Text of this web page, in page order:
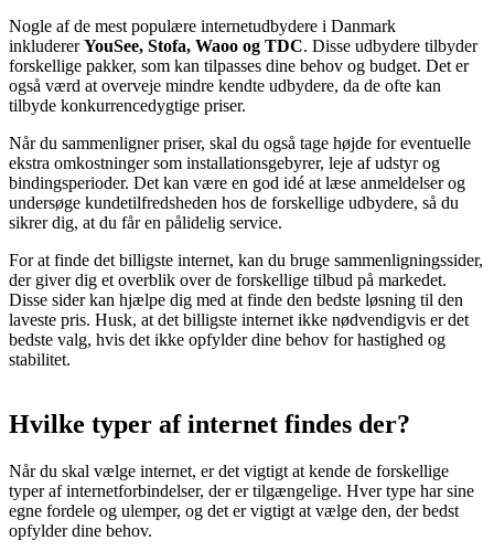
Nogle af de mest populære internetudbydere i Danmark
inkludererYouSee, Stofa, Waoo og TDC. Disse udbydere tilbyder
forskellige pakker, som kan tilpasses dine behov og budget. Det er
også værd at overveje mindre kendte udbydere, da de ofte kan
tilbyde konkurrencedygtige priser.
Når du sammenligner priser, skal du også tage højde for eventuelle
ekstra omkostninger som installationsgebyrer, leje af udstyr og
bindingsperioder. Det kan være en god idé at læse anmeldelser og
undersøge kundetilfredsheden hos de forskellige udbydere, så du
sikrer dig, at du får en pålidelig service.
For at finde det billigste internet, kan du bruge sammenligningssider,
der giver dig et overblik over de forskellige tilbud på markedet.
Disse sider kan hjælpe dig med at finde den bedste løsning til den
laveste pris. Husk, at det billigste internet ikke nødvendigvis er det
bedste valg, hvis det ikke opfylder dine behov for hastighed og
stabilitet.
Hvilke typer af internet findes der?
Når du skal vælge internet, er det vigtigt at kende de forskellige
typer af internetforbindelser, der er tilgængelige. Hver type har sine
egne fordele og ulemper, og det er vigtigt at vælge den, der bedst
opfylder dine behov.